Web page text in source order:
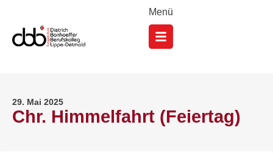
Menü
29. Mai 2025
Chr. Himmelfahrt (Feiertag)